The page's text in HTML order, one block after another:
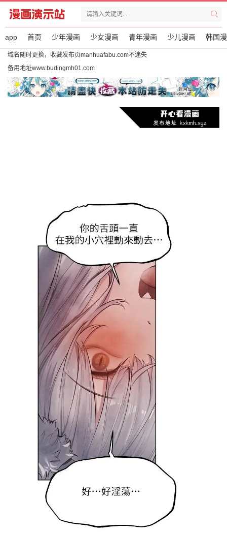
app 首页 少年漫画 少女漫画 青年漫画 少儿漫画 韩国
域名随时更换，收藏发布页manhuafabu.com不迷失
备用地址www.budingmh01.com